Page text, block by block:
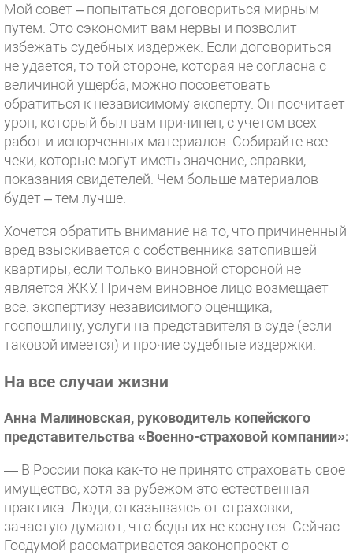
Мой совет – попытаться договориться мирным
путем. Это сэкономит вам нервы и позволит
избежать судебных издержек. Если договориться
не удается, то той стороне, которая не согласна с
величиной ущерба, можно посоветовать
обратиться к независимому эксперту. Он посчитает
урон, который был вам причинен, с учетом всех
работ и испорченных материалов. Собирайте все
чеки, которые могут иметь значение, справки,
показания свидетелей. Чем больше материалов
будет – тем лучше.
Хочется обратить внимание на то, что причиненный
вред взыскивается с собственника затопившей
квартиры, если только виновной стороной не
является ЖКУ. Причем виновное лицо возмещает
все: экспертизу независимого оценщика,
госпошлину, услуги на представителя в суде (если
таковой имеется) и прочие судебные издержки.
На все случаи жизни
Анна Малиновская, руководитель копейского
представительства «Военно-страховой компании»:
— В России пока как-то не принято страховать свое
имущество, хотя за рубежом это естественная
практика. Люди, отказываясь от страховки,
зачастую думают, что беды их не коснутся. Сейчас
Госдумой рассматривается законопроект о